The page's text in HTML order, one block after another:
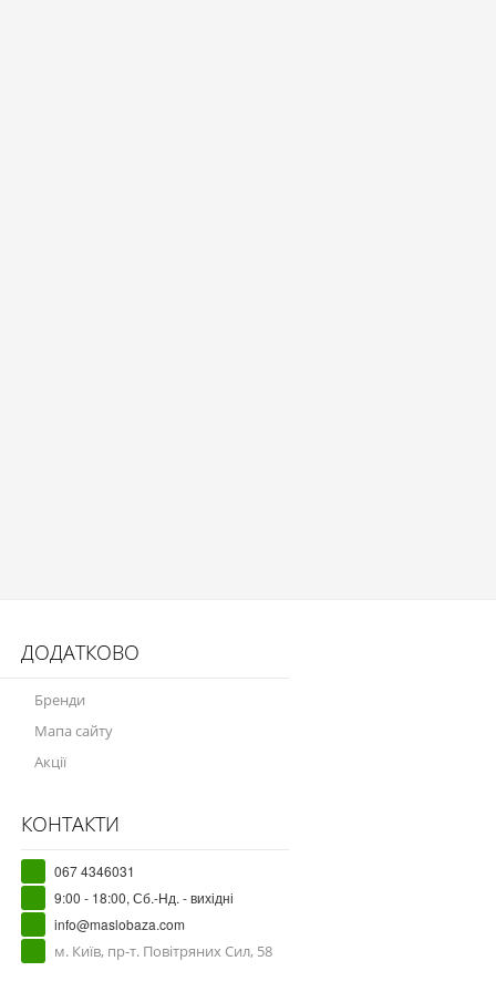
ДОДАТКОВО
Бренди
Мапа сайту
Акції
КОНТАКТИ
067 4346031
9:00 - 18:00, Сб.-Нд. - вихідні
info@maslobaza.com
м. Київ, пр-т. Повітряних Сил, 58